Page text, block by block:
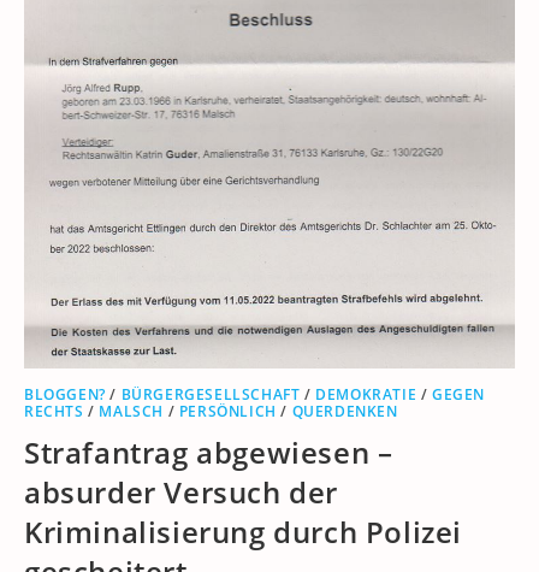
BLOGGEN? / BÜRGERGESELLSCHAFT / DEMOKRATIE /GEGEN
RECHTS / MALSCH / PERSÖNLICH / QUERDENKEN
Strafantrag abgewiesen –
absurder Versuch der
Kriminalisierung durch Polizei